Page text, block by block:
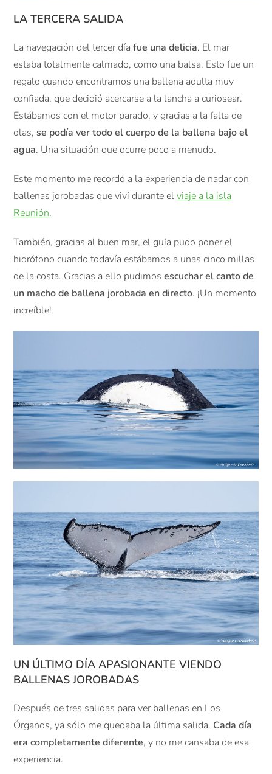
LA TERCERA SALIDA
La navegación del tercer díafue una delicia. El mar
estaba totalmente calmado, como una balsa. Esto fue un
regalo cuando encontramos una ballena adulta muy
confiada, que decidió acercarse a la lancha a curiosear.
Estábamos con el motor parado, y gracias a la falta de
olas,se podía ver todo el cuerpo de la ballena bajo el
agua. Una situación que ocurre poco a menudo.
Este momento me recordó a la experiencia de nadar con
ballenas jorobadas que viví durante elviaje a la isla
Reunión.
También, gracias al buen mar, el guía pudo poner el
hidrófono cuando todavía estábamos a unas cinco millas
de la costa. Gracias a ello pudimosescuchar el canto de
un macho de ballena jorobada en directo. ¡Un momento
increíble!
UN ÚLTIMO DÍA APASIONANTE VIENDO
BALLENAS JOROBADAS
Después de tres salidas para ver ballenas en Los
Órganos, ya sólo me quedaba la última salida. Cada día
era completamente diferente, y no me cansaba de esa
experiencia.